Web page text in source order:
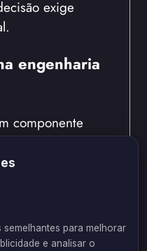
exige
engenharia
componente
técnica do
envolve
pública e
Além
atuar com
em todas as
para melhorar
e analisar o